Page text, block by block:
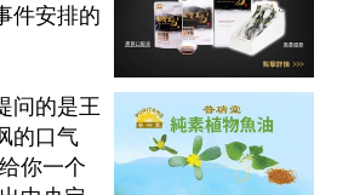
件安排的
问的是王
的口气
你一个